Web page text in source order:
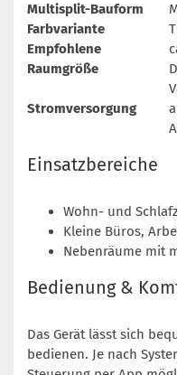
Multisplit-Bauform
Farbvariante
Empfohlene
Raumgröße
Stromversorgung
Einsatzbereiche
Wohn- und
Kleine Büros,
Nebenräume mit
Bedienung &
Das Gerät lässt sich
bedienen. Je nach